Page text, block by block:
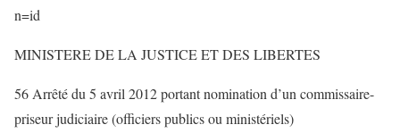
n=id
MINISTERE DE LA JUSTICE ET DES LIBERTES
56 Arrêté du 5 avril 2012 portant nomination d’un commissaire-
priseur judiciaire (officiers publics ou ministériels)